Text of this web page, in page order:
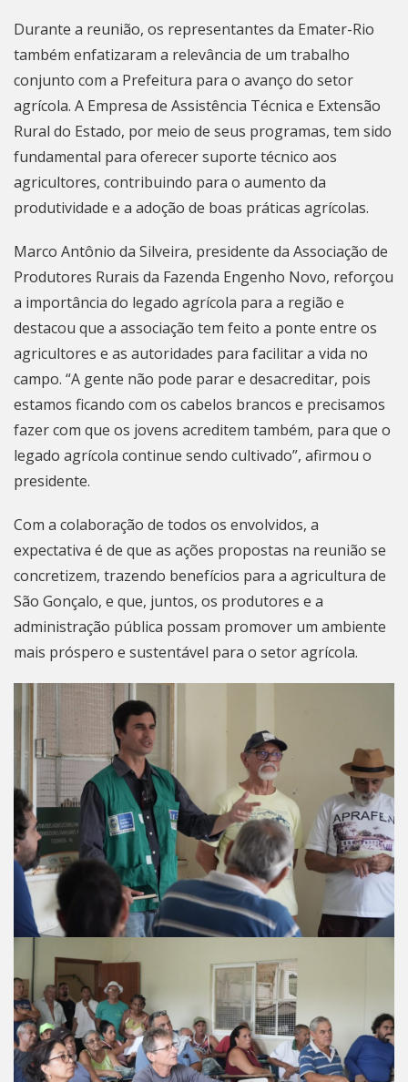
Durante a reunião, os representantes da Emater-Rio
também enfatizaram a relevância de um trabalho
conjunto com a Prefeitura para o avanço do setor
agrícola. A Empresa de Assistência Técnica e Extensão
Rural do Estado, por meio de seus programas, tem sido
fundamental para oferecer suporte técnico aos
agricultores, contribuindo para o aumento da
produtividade e a adoção de boas práticas agrícolas.
Marco Antônio da Silveira, presidente da Associação de
Produtores Rurais da Fazenda Engenho Novo, reforçou
a importância do legado agrícola para a região e
destacou que a associação tem feito a ponte entre os
agricultores e as autoridades para facilitar a vida no
campo. “A gente não pode parar e desacreditar, pois
estamos ficando com os cabelos brancos e precisamos
fazer com que os jovens acreditem também, para que o
legado agrícola continue sendo cultivado”, afirmou o
presidente.
Com a colaboração de todos os envolvidos, a
expectativa é de que as ações propostas na reunião se
concretizem, trazendo benefícios para a agricultura de
São Gonçalo, e que, juntos, os produtores e a
administração pública possam promover um ambiente
mais próspero e sustentável para o setor agrícola.